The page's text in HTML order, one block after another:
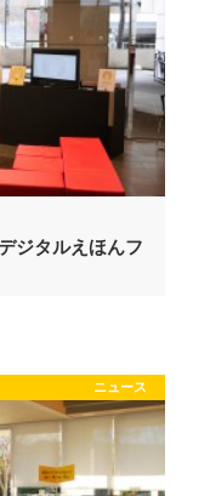
ジタルえほんフ
ニュース